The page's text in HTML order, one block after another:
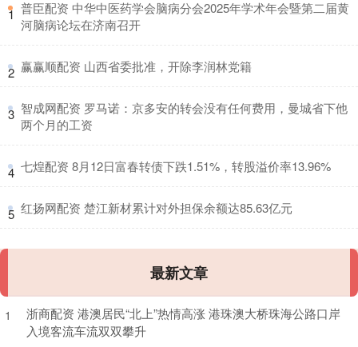
1 ​普臣配资 中华中医药学会脑病分会2025年学术年会暨第二届黄
河脑病论坛在济南召开
2 ​赢赢顺配资 山西省委批准，开除李润林党籍
3 ​智成网配资 罗马诺：京多安的转会没有任何费用，曼城省下他
两个月的工资
4 ​七煌配资 8月12日富春转债下跌1.51%，转股溢价率13.96%
5 ​红扬网配资 楚江新材累计对外担保余额达85.63亿元
最新文章
1
浙商配资 港澳居民“北上”热情高涨 港珠澳大桥珠海公路口岸
入境客流车流双双攀升